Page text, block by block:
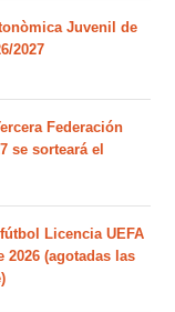
Juvenil de
2027
Federación
se sorteará el
Licencia UEFA
2026 (agotadas las